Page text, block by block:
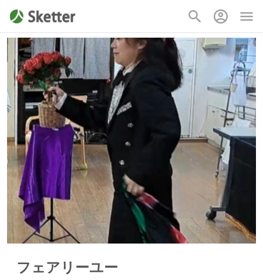
フェアリーユー